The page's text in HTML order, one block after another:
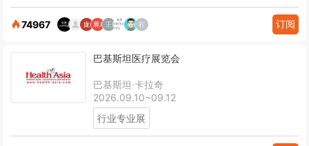
74967 订阅
巴基斯坦医疗展览会
巴基斯坦·卡拉奇
2026.09.10~09.12
行业专业展